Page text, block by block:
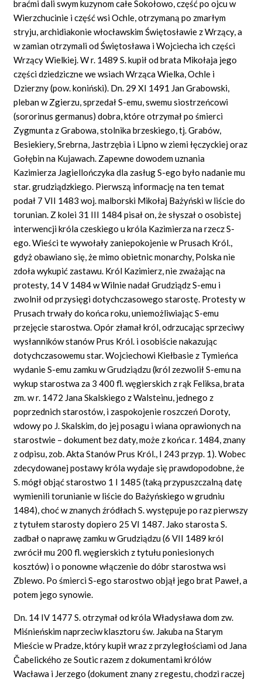
braćmi dali swym kuzynom całe Sokołowo, część po ojcu w
Wierzchucinie i część wsi Ochle, otrzymaną po zmarłym
stryju, archidiakonie włocławskim Świętosławie z Wrzący, a
w zamian otrzymali od Świętosława i Wojciecha ich części
Wrzący Wielkiej. W r. 1489 S. kupił od brata Mikołaja jego
części dziedziczne we wsiach Wrząca Wielka, Ochle i
Dzierzny (pow. koniński). Dn. 29 XI 1491 Jan Grabowski,
pleban w Zgierzu, sprzedał S-emu, swemu siostrzeńcowi
(sororinus germanus) dobra, które otrzymał po śmierci
Zygmunta z Grabowa, stolnika brzeskiego, tj. Grabów,
Besiekiery, Srebrna, Jastrzębia i Lipno w ziemi łęczyckiej oraz
Gołębin na Kujawach. Zapewne dowodem uznania
Kazimierza Jagiellończyka dla zasług S-ego było nadanie mu
star. grudziądzkiego. Pierwszą informację na ten temat
podał 7 VII 1483 woj. malborski Mikołaj Bażyński w liście do
torunian. Z kolei 31 III 1484 pisał on, że słyszał o osobistej
interwencji króla czeskiego u króla Kazimierza na rzecz S-
ego. Wieści te wywołały zaniepokojenie w Prusach Król.,
gdyż obawiano się, że mimo obietnic monarchy, Polska nie
zdoła wykupić zastawu. Król Kazimierz, nie zważając na
protesty, 14 V 1484 w Wilnie nadał Grudziądz S-emu i
zwolnił od przysięgi dotychczasowego starostę. Protesty w
Prusach trwały do końca roku, uniemożliwiając S-emu
przejęcie starostwa. Opór złamał król, odrzucając sprzeciwy
wysłanników stanów Prus Król. i osobiście nakazując
dotychczasowemu star. Wojciechowi Kiełbasie z Tymieńca
wydanie S-emu zamku w Grudziądzu (król zezwolił S-emu na
wykup starostwa za 3 400 fl. węgierskich z rąk Feliksa, brata
zm. w r. 1472 Jana Skalskiego z Walsteinu, jednego z
poprzednich starostów, i zaspokojenie roszczeń Doroty,
wdowy po J. Skalskim, do jej posagu i wiana oprawionych na
starostwie – dokument bez daty, może z końca r. 1484, znany
z odpisu, zob. Akta Stanów Prus Król., I 243 przyp. 1). Wobec
zdecydowanej postawy króla wydaje się prawdopodobne, że
S. mógł objąć starostwo 1 I 1485 (taką przypuszczalną datę
wymienili torunianie w liście do Bażyńskiego w grudniu
1484), choć w znanych źródłach S. występuje po raz pierwszy
z tytułem starosty dopiero 25 VI 1487. Jako starosta S.
zadbał o naprawę zamku w Grudziądzu (6 VII 1489 król
zwrócił mu 200 fl. węgierskich z tytułu poniesionych
kosztów) i o ponowne włączenie do dóbr starostwa wsi
Zblewo. Po śmierci S-ego starostwo objął jego brat Paweł, a
potem jego synowie.
Dn. 14 IV 1477 S. otrzymał od króla Władysława dom zw.
Miśnieńskim naprzeciw klasztoru św. Jakuba na Starym
Mieście w Pradze, który kupił wraz z przyległościami od Jana
Čabelického ze Soutic razem z dokumentami królów
Wacława i Jerzego (dokument znany z regestu, chodzi raczej